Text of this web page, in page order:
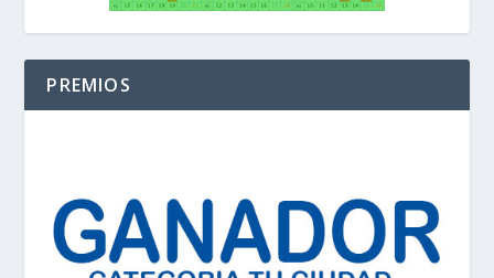
PREMIOS